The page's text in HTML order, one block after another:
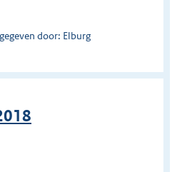
door: Elburg